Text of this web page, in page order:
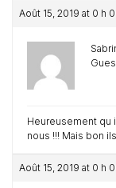
Août 15, 2019 at 0 h
Heureusement qu
nous !!! Mais bon
Août 15, 2019 at 0 h